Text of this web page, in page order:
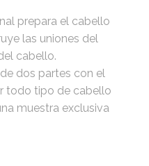
prepara el cabello
las uniones del
cabello.
dos partes con el
todo tipo de cabello
muestra exclusiva